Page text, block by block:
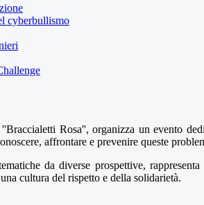
cyberbullismo
Rosa'', organizza un evento
affrontare e prevenire queste
da diverse prospettive,
cultura del rispetto e della solidarietà.